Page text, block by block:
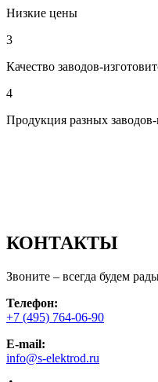
Низкие цены
3
Качество заводов-
4
Продукция разных
КОНТАКТЫ
Звоните – всегда будем
Телефон:
+7 (495) 764-06-90
E-mail:
info@s-elektrod.ru